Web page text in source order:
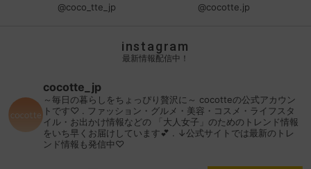
@coco_tte_jp @cocotte.jp
instagram
最新情報配信中！
cocotte_jp
～毎日の暮らしをちょっぴり贅沢に～ cocotteの公式アカウン
トです♡ . ファッション・グルメ・美容・コスメ・ライフスタ
イル・お出かけ情報などの 「大人女子」のためのトレンド情報
をいち早くお届けしています💕 . ↓公式サイトでは最新のトレ
ンド情報も発信中♡